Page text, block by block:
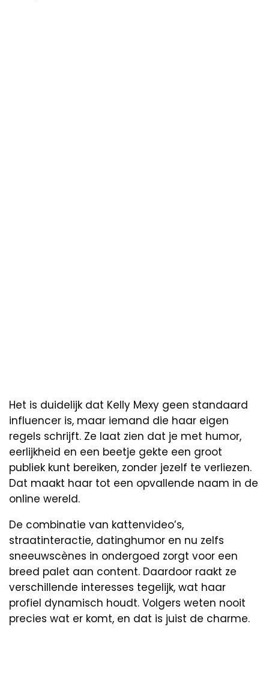
Het is duidelijk dat Kelly Mexy geen standaard
influencer is, maar iemand die haar eigen
regels schrijft. Ze laat zien dat je met humor,
eerlijkheid en een beetje gekte een groot
publiek kunt bereiken, zonder jezelf te verliezen.
Dat maakt haar tot een opvallende naam in de
online wereld.
De combinatie van kattenvideo’s,
straatinteractie, datinghumor en nu zelfs
sneeuwscènes in ondergoed zorgt voor een
breed palet aan content. Daardoor raakt ze
verschillende interesses tegelijk, wat haar
profiel dynamisch houdt. Volgers weten nooit
precies wat er komt, en dat is juist de charme.